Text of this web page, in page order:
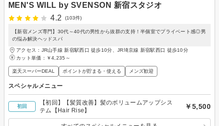
MEN'S WILL by SVENSON 新宿スタジオ
4.2
(103件)
【新宿メンズ専門】30代～40代の男性から抜群の支持！半個室でプライベート感◎男
の悩み解決ヘッドスパ
アクセス：JR山手線 新宿駅西口 徒歩10分、JR埼京線 新宿駅西口 徒歩10分
カット単価： ￥4,235～
楽天スーパーDEAL ポイントが貯まる・使える メンズ歓迎
スペシャルメニュー
初回
【初回】【髪質改善】髪のボリュームアップシス
テム【Hair Rise】
￥5,500